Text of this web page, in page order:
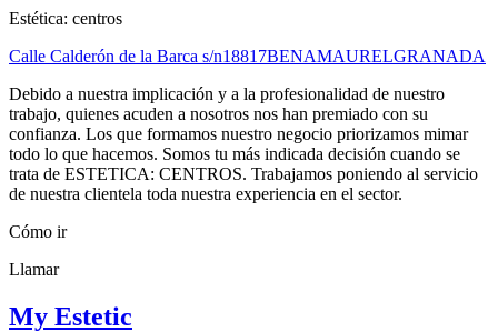
Estética: centros
Calle Calderón de la Barca s/n18817BENAMAURELGRANADA
Debido a nuestra implicación y a la profesionalidad de nuestro
trabajo, quienes acuden a nosotros nos han premiado con su
confianza. Los que formamos nuestro negocio priorizamos mimar
todo lo que hacemos. Somos tu más indicada decisión cuando se
trata de ESTETICA: CENTROS. Trabajamos poniendo al servicio
de nuestra clientela toda nuestra experiencia en el sector.
Cómo ir
Llamar
My Estetic